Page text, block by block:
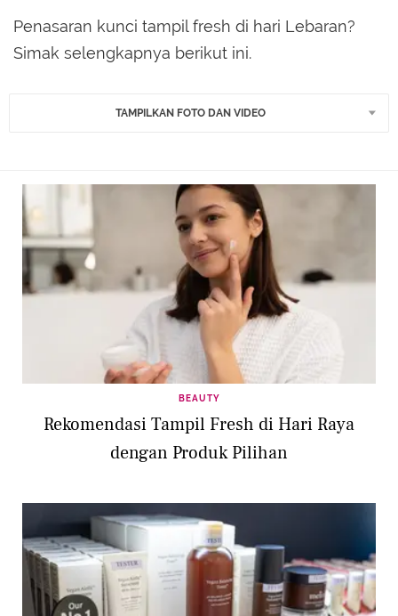
Penasaran kunci tampil fresh di hari Lebaran?
Simak selengkapnya berikut ini.
TAMPILKAN FOTO DAN VIDEO
BEAUTY
Rekomendasi Tampil Fresh di Hari Raya
dengan Produk Pilihan